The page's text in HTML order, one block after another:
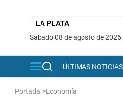
sábado 08 de agosto de 2026
ÚLTIMAS NOTICIAS
Portada >Economía